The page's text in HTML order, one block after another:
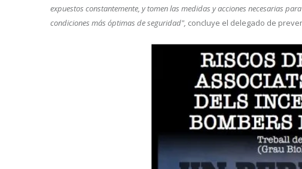
expuestos constantemente, y tomen las medidas y acciones necesarias
condiciones más óptimas de seguridad", concluye el delegado de